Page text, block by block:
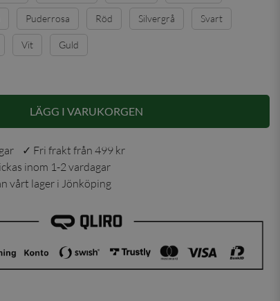
Puderrosa Röd Silvergrå Svart
Vit Guld
LÄGG I VARUKORGEN
✓ Fri frakt från 499 kr
inom 1-2 vardagar
vårt lager i Jönköping